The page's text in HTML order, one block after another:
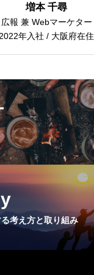
増本 千尋
広報 兼 Webマーケター
2022年入社 / 大阪府在住
考え方と取り組み